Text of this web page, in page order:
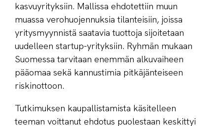
kasvuyrityksiin. Mallissa ehdotettiin muun
muassa verohuojennuksia tilanteisiin, joissa
yritysmyynnistä saatavia tuottoja sijoitetaan
uudelleen startup-yrityksiin. Ryhmän mukaan
Suomessa tarvitaan enemmän alkuvaiheen
pääomaa sekä kannustimia pitkäjänteiseen
riskinottoon.
Tutkimuksen kaupallistamista käsitelleen
teeman voittanut ehdotus puolestaan keskittyi